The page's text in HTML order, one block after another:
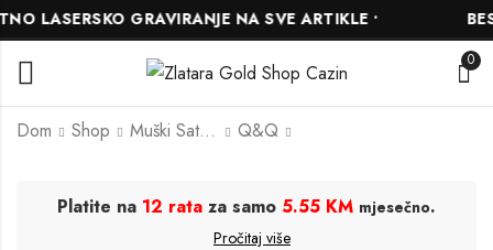
LASERSKO GRAVIRANJE NA SVE ARTIKLE •
0
Dom Shop Muški Satovi Q&Q
Q&Q C01A-001PY
Q&Q C10A-001PY
Platite na 12 rata za samo 5.55 KM mjesečno.
Pročitaj više